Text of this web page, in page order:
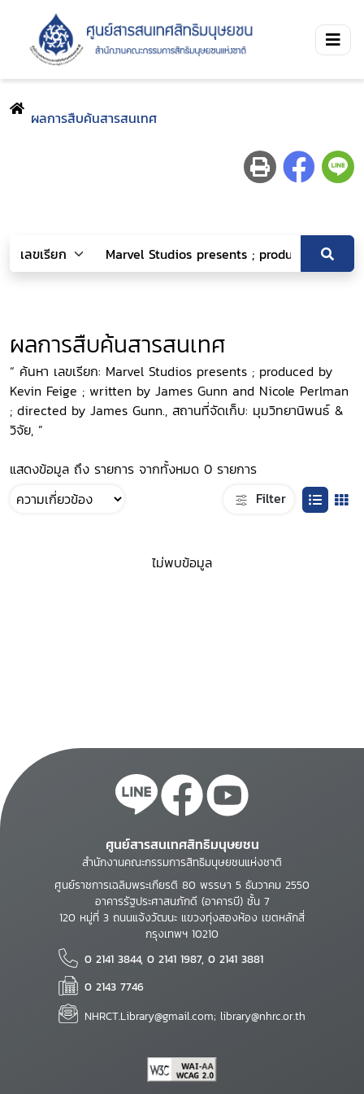
ผลการสืบค้นสารสนเทศ
ผลการสืบค้นสารสนเทศ
“ ค้นหา เลขเรียก: Marvel Studios presents ; produced by
Kevin Feige ; written by James Gunn and Nicole Perlman
; directed by James Gunn., สถานที่จัดเก็บ: มุมวิทยานิพนธ์ &
วิจัย, ”
แสดงข้อมูล ถึง รายการ จากทั้งหมด 0 รายการ
Filter
ไม่พบข้อมูล
ศูนย์สารสนเทศสิทธิมนุษยชน
สำนักงานคณะกรรมการสิทธิมนุษยชนแห่งชาติ
ศูนย์ราชการเฉลิมพระเกียรติ 80 พรรษา 5 ธันวาคม 2550
อาคารรัฐประศาสนภักดี (อาคารบี) ชั้น 7
120 หมู่ที่ 3 ถนนแจ้งวัฒนะ แขวงทุ่งสองห้อง เขตหลักสี่
กรุงเทพฯ 10210
0 2141 3844, 0 2141 1987, 0 2141 3881
0 2143 7746
NHRCT.Library@gmail.com; library@nhrc.or.th